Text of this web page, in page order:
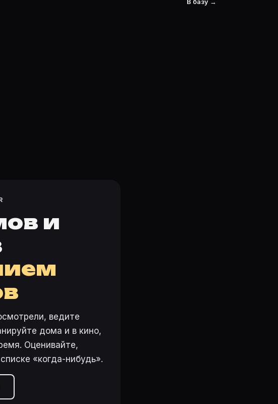
и
ведите
дома и в кино,
Оценивайте,
«когда-нибудь».